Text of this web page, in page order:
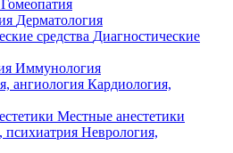
Гомеопатия
Дерматология
Диагностические
Иммунология
Кардиология,
Местные анестетики
Неврология,